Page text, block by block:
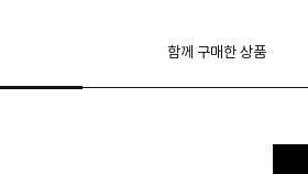
함께 구매한 상품